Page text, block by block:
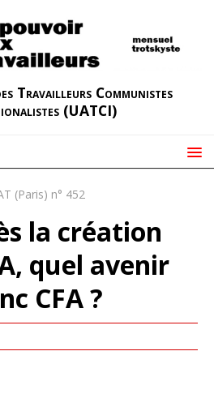
Travailleurs Communistes
(UATCI)
(Paris) n° 452
la création
quel avenir
CFA ?